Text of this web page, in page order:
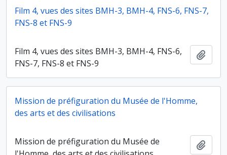
Film 4, vues des sites BMH-3, BMH-4, FNS-6, FNS-7,
FNS-8 et FNS-9
Film 4, vues des sites BMH-3, BMH-4, FNS-6,
FNS-7, FNS-8 et FNS-9
Mission de préfiguration du Musée de l'Homme,
des arts et des civilisations
Mission de préfiguration du Musée de